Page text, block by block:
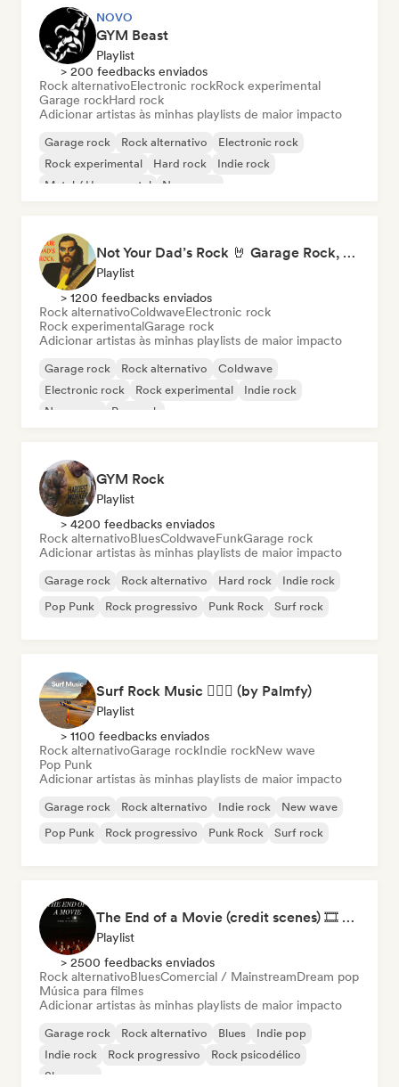
NOVO
GYM Beast
Playlist
> 200 feedbacks enviados
Rock alternativoElectronic rockRock experimental
Garage rockHard rock
Adicionar artistas às minhas playlists de maior impacto
Garage rock Rock alternativo
Electronic rock
Rock experimental
Hard rock
Indie rock
Metal / Heavy metal
New wave
Not Your Dad’s Rock 🤘 Garage Rock, Alt-Rock & Indie Anthems
Playlist
> 1200 feedbacks enviados
Rock alternativoColdwaveElectronic rock
Rock experimentalGarage rock
Adicionar artistas às minhas playlists de maior impacto
Garage rock Rock alternativo
Coldwave
Electronic rock
Rock experimental
Indie rock
New wave
Pop rock
GYM Rock
Playlist
> 4200 feedbacks enviados
Rock alternativoBluesColdwaveFunkGarage rock
Adicionar artistas às minhas playlists de maior impacto
Garage rock Rock alternativo Hard rock
Indie rock
Pop Punk
Rock progressivo Punk Rock Surf rock
Surf Rock Music 🏄🏻‍♂️ (by Palmfy)
Playlist
> 1100 feedbacks enviados
Rock alternativoGarage rockIndie rockNew wave
Pop Punk
Adicionar artistas às minhas playlists de maior impacto
Garage rock Rock alternativo Indie rock
New wave
Pop Punk
Rock progressivo Punk Rock Surf rock
The End of a Movie (credit scenes) 🎞️ Cinematic Dream Pop & Bedroom Indie
Playlist
> 2500 feedbacks enviados
Rock alternativoBluesComercial / MainstreamDream pop
Música para filmes
Adicionar artistas às minhas playlists de maior impacto
Garage rock Rock alternativo Blues
Indie pop
Indie rock
Rock progressivo
Rock psicodélico
Shoegaze